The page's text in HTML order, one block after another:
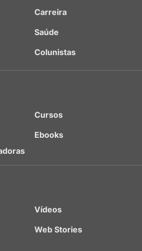
Carreira
Saúde
Colunistas
Cursos
Ebooks
Vídeos
Web Stories